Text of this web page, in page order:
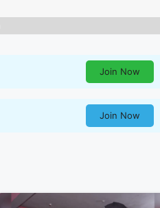
Join Now
Join Now